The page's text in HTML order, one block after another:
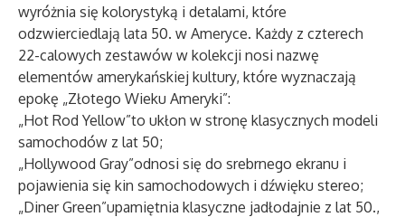
wyróżnia się kolorystyką i detalami, które
odzwierciedlają lata 50. w Ameryce. Każdy z czterech
22-calowych zestawów w kolekcji nosi nazwę
elementów amerykańskiej kultury, które wyznaczają
epokę „Złotego Wieku Ameryki”:
„Hot Rod Yellow”to ukłon w stronę klasycznych modeli
samochodów z lat 50;
„Hollywood Gray”odnosi się do srebrnego ekranu i
pojawienia się kin samochodowych i dźwięku stereo;
„Diner Green”upamiętnia klasyczne jadłodajnie z lat 50.,